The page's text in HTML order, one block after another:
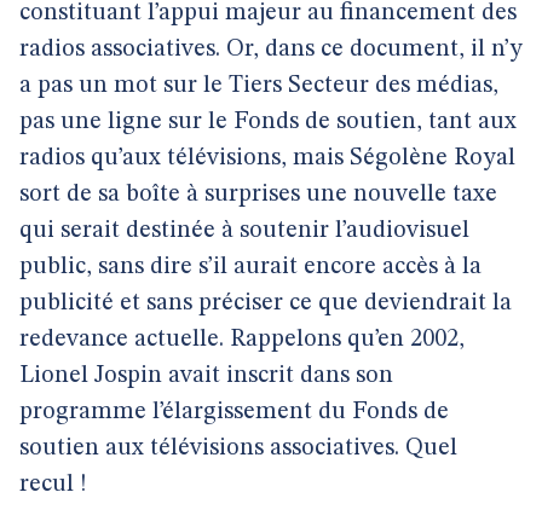
constituant l’appui majeur au financement des
radios associatives. Or, dans ce document, il n’y
a pas un mot sur le Tiers Secteur des médias,
pas une ligne sur le Fonds de soutien, tant aux
radios qu’aux télévisions, mais Ségolène Royal
sort de sa boîte à surprises une nouvelle taxe
qui serait destinée à soutenir l’audiovisuel
public, sans dire s’il aurait encore accès à la
publicité et sans préciser ce que deviendrait la
redevance actuelle. Rappelons qu’en 2002,
Lionel Jospin avait inscrit dans son
programme l’élargissement du Fonds de
soutien aux télévisions associatives. Quel
recul !